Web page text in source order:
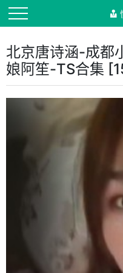
北京唐诗涵-成都
娘阿笙-TS合集